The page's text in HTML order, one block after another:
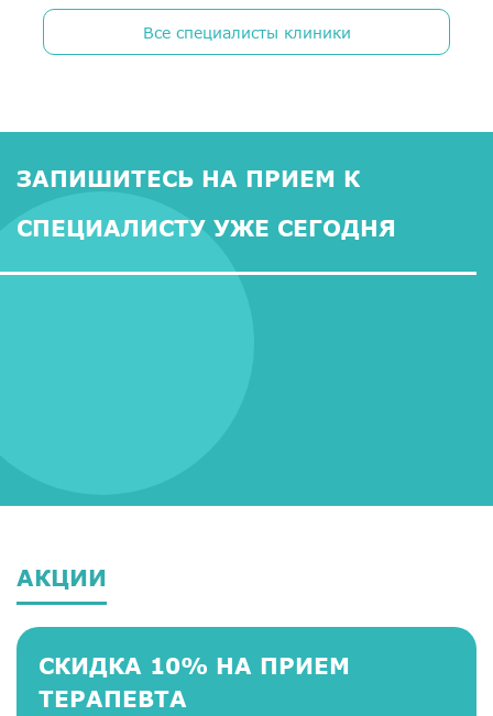
Все специалисты клиники
ЗАПИШИТЕСЬ НА ПРИЕМ К
СПЕЦИАЛИСТУ УЖЕ СЕГОДНЯ
АКЦИИ
СКИДКА 10% НА ПРИЕМ
ТЕРАПЕВТА